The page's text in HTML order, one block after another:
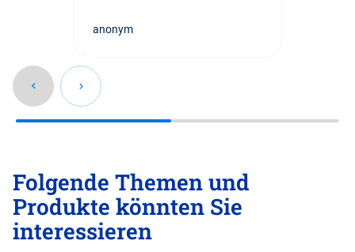
anonym
Folgende Themen und
Produkte könnten Sie
interessieren